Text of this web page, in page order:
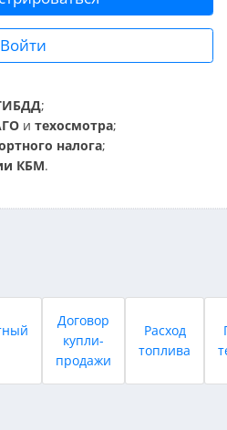
Войти
;
и техосмотра;
налога;
КБМ.
Договор
купли-
продажи
Расход
топлива